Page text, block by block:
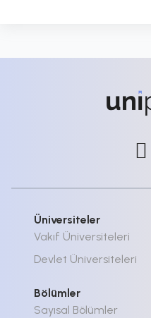
Üniversiteler
Vakıf Üniversiteleri
Devlet Üniversiteleri
Bölümler
Sayısal Bölümler